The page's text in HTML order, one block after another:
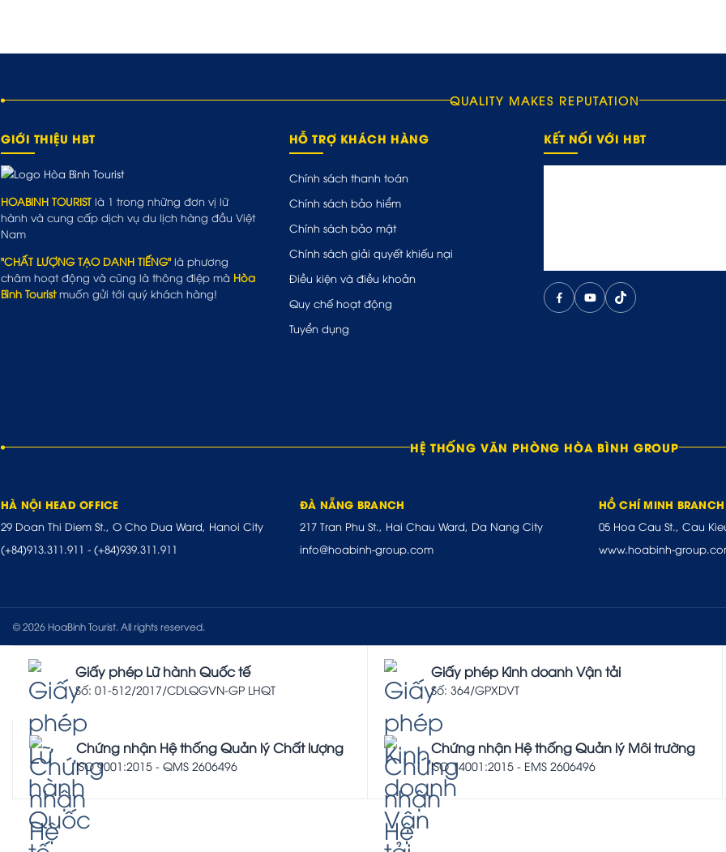
QUALITY MAKES REPUTATION
GIỚI THIỆU HBT
HOABINH TOURIST là 1 trong những đơn vị lữ
hành và cung cấp dịch vụ du lịch hàng đầu Việt
Nam
"CHẤT LƯỢNG TẠO DANH TIẾNG" là phương
châm hoạt động và cũng là thông điệp mà Hòa
Bình Touristmuốn gửi tới quý khách hàng!
HỖ TRỢ KHÁCH HÀNG
Chính sách thanh toán
Chính sách bảo hiểm
Chính sách bảo mật
Chính sách giải quyết khiếu nại
Điều kiện và điều khoản
Quy chế hoạt động
Tuyển dụng
KẾT NỐI VỚI HBT
HỆ THỐNG VĂN PHÒNG HÒA BÌNH GROUP
HÀ NỘI HEAD OFFICE
29 Doan Thi Diem St., O Cho Dua Ward, Hanoi City
(+84)913.311.911 - (+84)939.311.911
ĐÀ NẴNG BRANCH
217 Tran Phu St., Hai Chau Ward, Da Nang City
info@hoabinh-group.com
HỒ CHÍ MINH BRANCH
05 Hoa Cau St., Cau
www.hoabinh-
© 2026 HoaBinh Tourist. All rights reserved.
Giấy phép Lữ hành Quốc tế
Số: 01-512/2017/CDLQGVN-GP LHQT
Giấy phép Kinh doanh Vận tải
Số: 364/GPXDVT
Chứng nhận Hệ thống Quản lý Chất lượng
ISO 9001:2015 - QMS 2606496
Chứng nhận Hệ thống Quản lý Môi trường
ISO 14001:2015 - EMS 2606496